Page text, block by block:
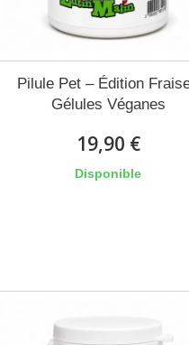
Pilule Pet – Édition
Gélules Véganes
19,90 €
Disponible